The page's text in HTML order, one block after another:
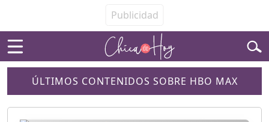
ÚLTIMOS CONTENIDOS SOBRE HBO MAX